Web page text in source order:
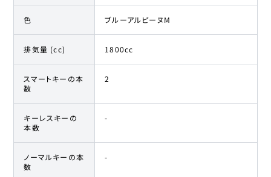
色 ブルーアルピーヌM
排気量 (cc) 1800cc
スマートキーの本
数
2
キーレスキーの
本数
-
ノーマルキーの本
数
-